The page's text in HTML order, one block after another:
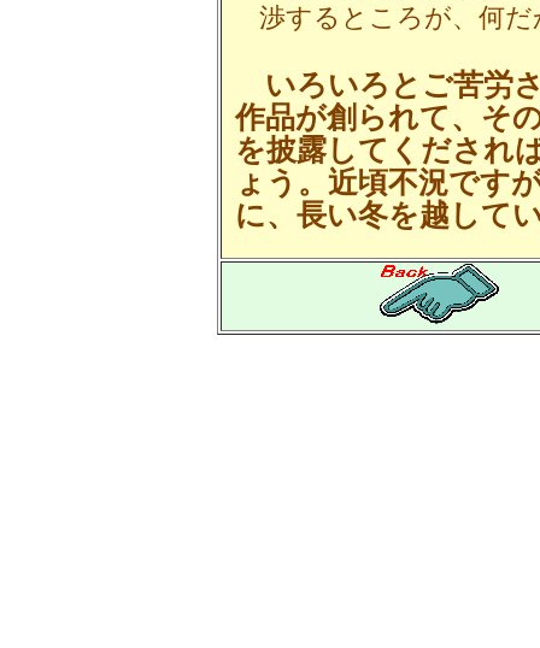
渉するところが、何
いろいろとご苦労
作品が創られて、そ
を披露してくだされ
ょう。近頃不況です
に、長い冬を越して